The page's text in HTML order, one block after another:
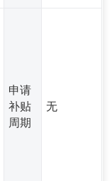
申请
补贴
周期
无